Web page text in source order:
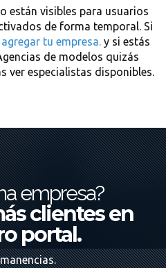
están visibles para usuarios
de forma temporal. Si
agregar tu empresa. y si estás
de modelos quizás
ver especialistas disponibles.
empresa?
clientes en
portal.